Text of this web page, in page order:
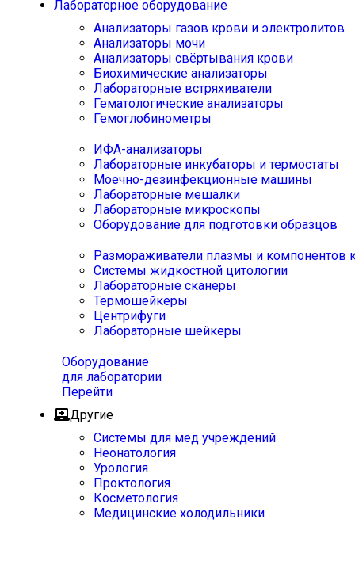
Лабораторное оборудование
Анализаторы газов крови и электролитов
Анализаторы мочи
Анализаторы свёртывания крови
Биохимические анализаторы
Лабораторные встряхиватели
Гематологические анализаторы
Гемоглобинометры
ИФА-анализаторы
Лабораторные инкубаторы и термостаты
Моечно-дезинфекционные машины
Лабораторные мешалки
Лабораторные микроскопы
Оборудование для подготовки образцов
Размораживатели плазмы и компонентов
Системы жидкостной цитологии
Лабораторные сканеры
Термошейкеры
Центрифуги
Лабораторные шейкеры
Оборудование
для лаборатории
Перейти
Другие
Системы для мед учреждений
Неонатология
Урология
Проктология
Косметология
Медицинские холодильники